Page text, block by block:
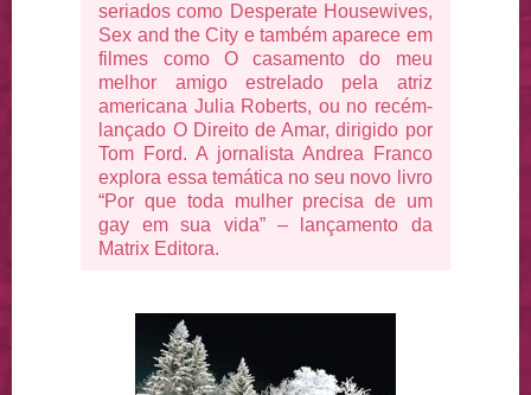
seriados como Desperate Housewives,
Sex and the City e também aparece em
filmes como O casamento do meu
melhor amigo estrelado pela atriz
americana Julia Roberts, ou no recém-
lançado O Direito de Amar, dirigido por
Tom Ford. A jornalista Andrea Franco
explora essa temática no seu novo livro
“Por que toda mulher precisa de um
gay em sua vida” – lançamento da
Matrix Editora.